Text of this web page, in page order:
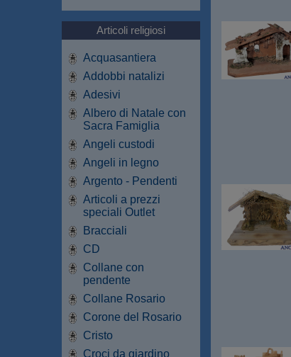
Articoli religiosi
Acquasantiera
Addobbi natalizi
Adesivi
Albero di Natale con
Sacra Famiglia
Angeli custodi
Angeli in legno
Argento - Pendenti
Articoli a prezzi
speciali Outlet
Bracciali
CD
Collane con
pendente
Collane Rosario
Corone del Rosario
Cristo
Croci da giardino